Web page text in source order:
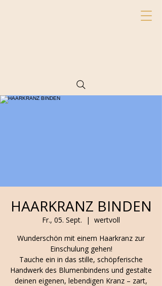
HAARKRANZ BINDEN
Fr., 05. Sept.
  |
wertvoll
Wunderschön mit einem Haarkranz zur
Einschulung gehen!
Tauche ein in das stille, schöpferische
Handwerk des Blumenbindens und gestalte
deinen eigenen, lebendigen Kranz – zart,